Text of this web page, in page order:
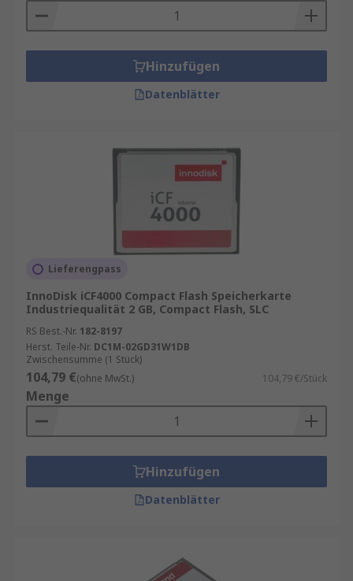
Hinzufügen
Datenblätter
Lieferengpass
InnoDisk iCF4000 Compact Flash Speicherkarte
Industriequalität 2 GB, Compact Flash, SLC
RS Best.-Nr. 182-8197
Herst. Teile-Nr. DC1M-02GD31W1DB
Zwischensumme (1 Stück)
104,79 €(ohne MwSt.) 104,79 €/Stück
Menge
Hinzufügen
Datenblätter